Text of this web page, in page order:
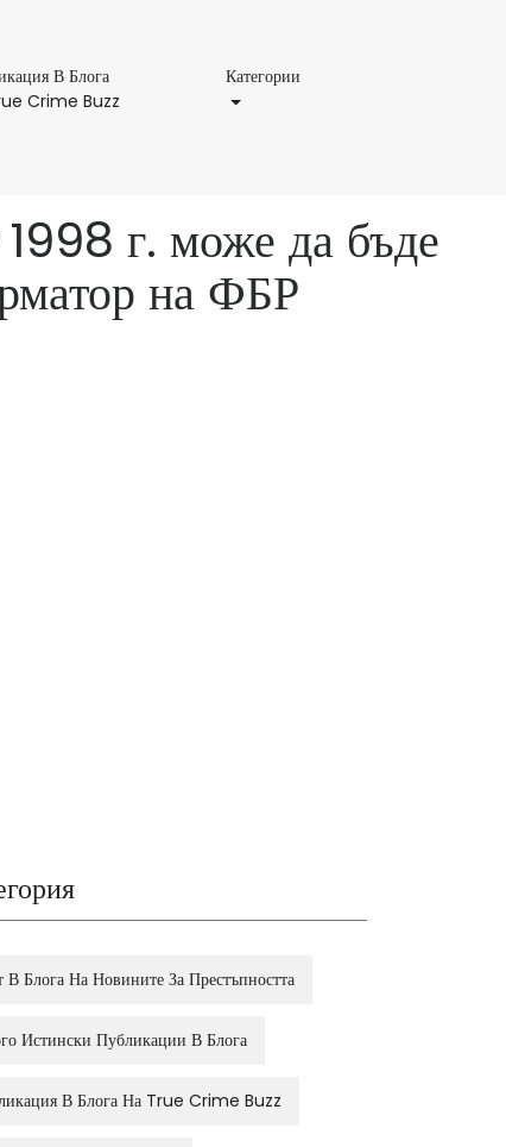
В Блога
Crime Buzz
Buzz
Категории
1998 г. може да бъде
на ФБР
В Блога На Новините За Престъпността
Истински Публикации В Блога
В Блога На True Crime Buzz